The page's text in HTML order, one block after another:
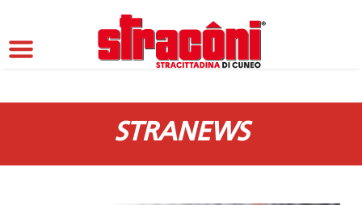
STRANEWS